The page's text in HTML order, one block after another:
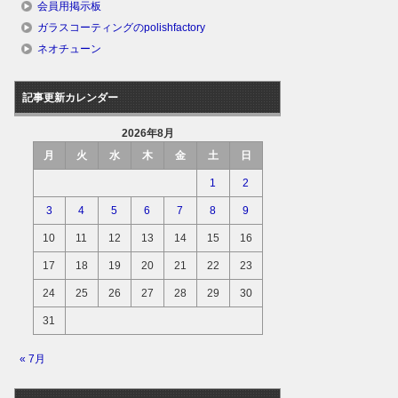
会員用掲示板
ガラスコーティングのpolishfactory
ネオチューン
記事更新カレンダー
2026年8月
月
火 水 木 金 土 日
1 2
3 4 5 6 7 8 9
10 11 12 13 14 15 16
17 18 19 20 21 22 23
24 25 26 27 28 29 30
31
« 7月